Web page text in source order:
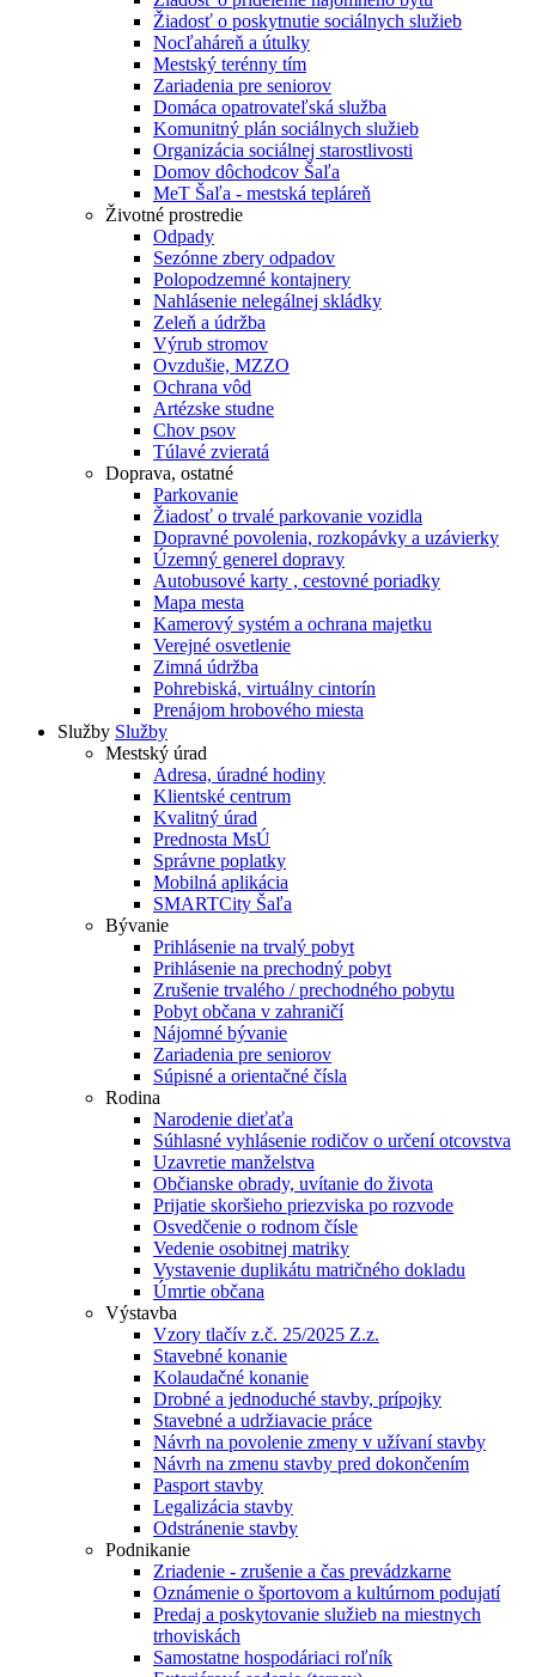
Žiadosť o poskytnutie sociálnych služieb
Nocľaháreň a útulky
Mestský terénny tím
Zariadenia pre seniorov
Domáca opatrovateľská služba
Komunitný plán sociálnych služieb
Organizácia sociálnej starostlivosti
Domov dôchodcov Šaľa
MeT Šaľa - mestská tepláreň
Životné prostredie
Odpady
Sezónne zbery odpadov
Polopodzemné kontajnery
Nahlásenie nelegálnej skládky
Zeleň a údržba
Výrub stromov
Ovzdušie, MZZO
Ochrana vôd
Artézske studne
Chov psov
Túlavé zvieratá
Doprava, ostatné
Parkovanie
Žiadosť o trvalé parkovanie vozidla
Dopravné povolenia, rozkopávky a uzávierky
Územný generel dopravy
Autobusové karty , cestovné poriadky
Mapa mesta
Kamerový systém a ochrana majetku
Verejné osvetlenie
Zimná údržba
Pohrebiská, virtuálny cintorín
Prenájom hrobového miesta
Služby Služby
Mestský úrad
Adresa, úradné hodiny
Klientské centrum
Kvalitný úrad
Prednosta MsÚ
Správne poplatky
Mobilná aplikácia
SMARTCity Šaľa
Bývanie
Prihlásenie na trvalý pobyt
Prihlásenie na prechodný pobyt
Zrušenie trvalého / prechodného pobytu
Pobyt občana v zahraničí
Nájomné bývanie
Zariadenia pre seniorov
Súpisné a orientačné čísla
Rodina
Narodenie dieťaťa
Súhlasné vyhlásenie rodičov o určení otcovstva
Uzavretie manželstva
Občianske obrady, uvítanie do života
Prijatie skoršieho priezviska po rozvode
Osvedčenie o rodnom čísle
Vedenie osobitnej matriky
Vystavenie duplikátu matričného dokladu
Úmrtie občana
Výstavba
Vzory tlačív z.č. 25/2025 Z.z.
Stavebné konanie
Kolaudačné konanie
Drobné a jednoduché stavby, prípojky
Stavebné a udržiavacie práce
Návrh na povolenie zmeny v užívaní stavby
Návrh na zmenu stavby pred dokončením
Pasport stavby
Legalizácia stavby
Odstránenie stavby
Podnikanie
Zriadenie - zrušenie a čas prevádzkarne
Oznámenie o športovom a kultúrnom podujatí
Predaj a poskytovanie služieb na miestnych
trhoviskách
Samostatne hospodáriaci roľník